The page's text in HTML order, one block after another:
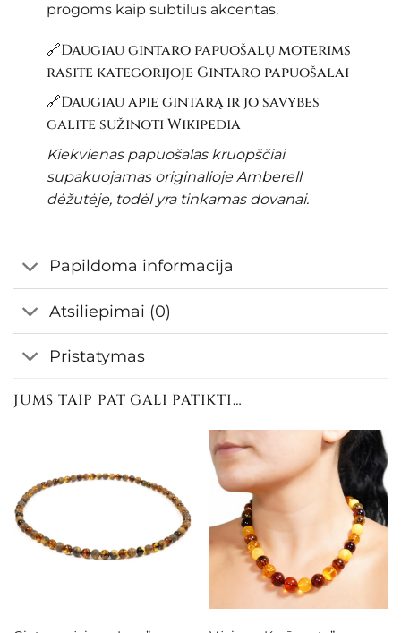
progoms kaip subtilus akcentas.
🔗Daugiau gintaro papuošalų moterims
rasite kategorijoje Gintaro papuošalai
🔗Daugiau apie gintarą ir jo savybes
galite sužinotiWikipedia
Kiekvienas papuošalas kruopščiai
supakuojamas originalioje Amberell
dėžutėje, todėl yra tinkamas dovanai.
Papildoma informacija
Atsiliepimai (0)
Pristatymas
JUMS TAIP PAT GALI PATIKTI…